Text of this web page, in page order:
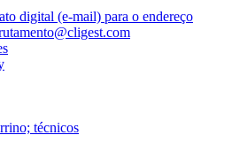
digital (e-mail) para o endereço
técnicos